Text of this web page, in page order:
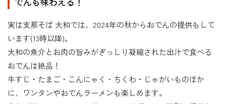
実は支那そば 大和では、2024年の秋からおでんの提供もして
います(13時以降)。
大和の魚介とお肉の旨みがぎっしり凝縮された出汁で食べる
おでんは絶品！
牛すじ・たまご・こんにゃく・ちくわ・じゃがいものほか
に、ワンタンやおでんラーメンも楽しめます。